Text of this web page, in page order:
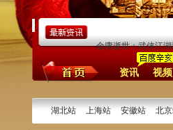
金庸逝世：武侠江
资讯 视频
湖北站 上海站 安徽站 北